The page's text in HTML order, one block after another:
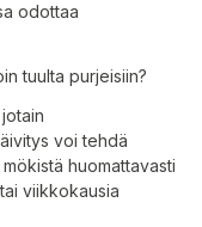
odottaa
tuulta purjeisiin?
voi tehdä
huomattavasti
viikkokausia